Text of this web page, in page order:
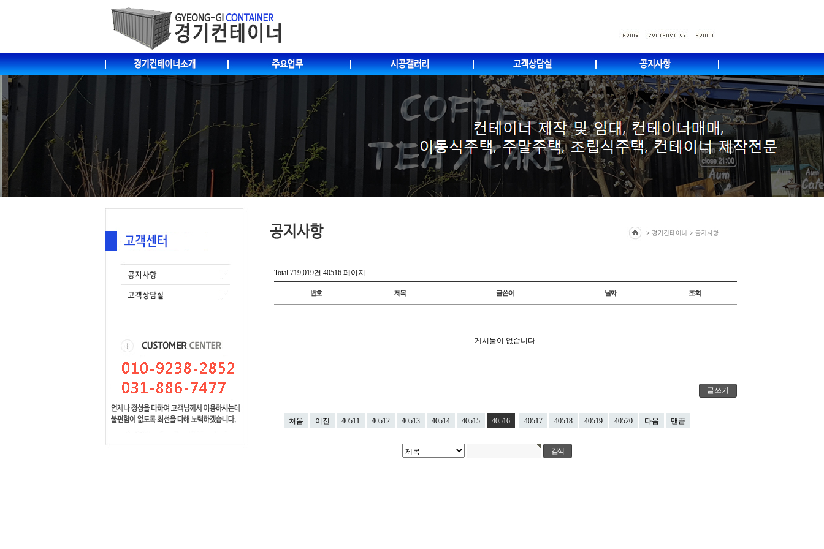
Total 719,019건 40516 페이지
번호 제목 글쓴이 날짜 조회
게시물이 없습니다.
글쓰기
처음 이전 40511 40512 40513 40514 40515 40516 40517 40518 40519 40520 다음 맨끝